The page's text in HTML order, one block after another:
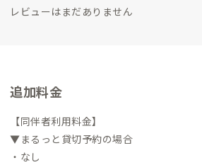
レビューはまだありません
追加料金
【同伴者利用料金】
▼まるっと貸切予約の場合
・なし